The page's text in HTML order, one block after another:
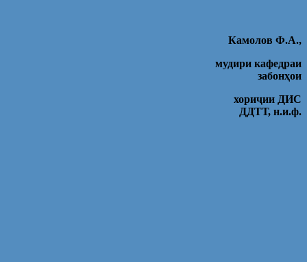
Камолов Ф.А.,
мудири кафедраи
забонҳои
хориҷии ДИС
ДДТТ, н.и.ф.